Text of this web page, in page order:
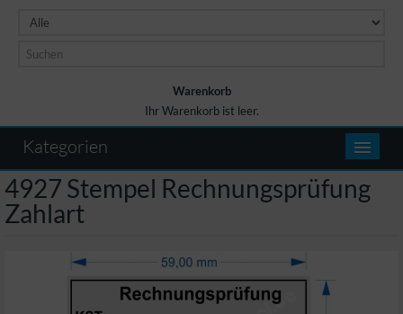
Warenkorb
Ihr Warenkorb ist leer.
Kategorien
4927 Stempel Rechnungsprüfung
Zahlart